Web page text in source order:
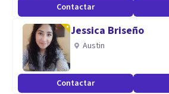
Contactar
Jessica Briseño
Austin
Contactar